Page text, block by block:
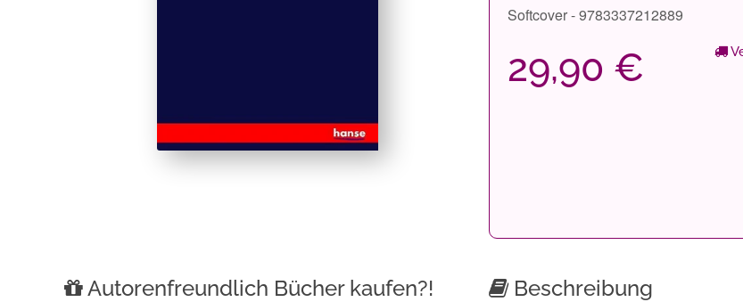
Softcover - 9783337212889
29,90 €
Autorenfreundlich Bücher kaufen?! Beschreibung